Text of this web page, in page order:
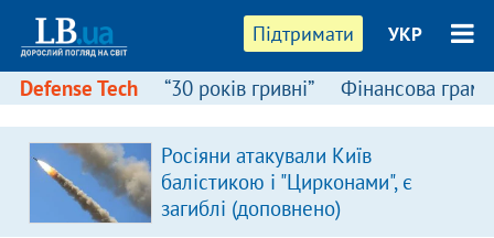
Підтримати УКР
Defense Tech “30 років гривні” Фінансова
Росіяни атакували Київ
балістикою і "Цирконами", є
загиблі (доповнено)